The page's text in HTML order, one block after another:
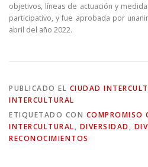
objetivos, líneas de actuación y
participativo, y fue aprobada por
abril del año 2022.
PUBLICADO EL CIUDAD
INTERCULTURAL
ETIQUETADO CON COMPROMISO
INTERCULTURAL, DIVERSIDAD ,
RECONOCIMIENTOS